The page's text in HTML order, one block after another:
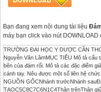
Bạn đang xem nội dung tài liệu
máy bạn click vào nút DOWNLOAD
TRƯỜNG ĐẠI HỌC Y DƯỢC CẦN
Nguyễn Văn LâmMỤC TIÊU Mô tả cấu
bên của đám rối. Mô tả các đặc điểm
cánh tay. Nêu được một số liên hệ
NGUỒN GỐCNhánh trướcNhánh
TẠOC5C8C7C6N1C4Thân trênThân